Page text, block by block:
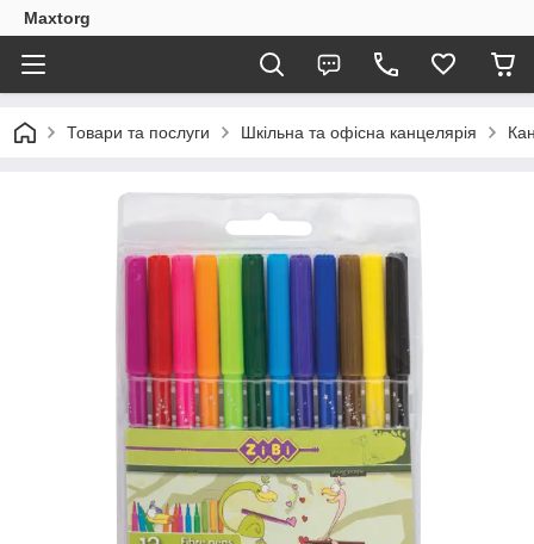
Maxtorg
Товари та послуги Шкільна та офісна канцелярія